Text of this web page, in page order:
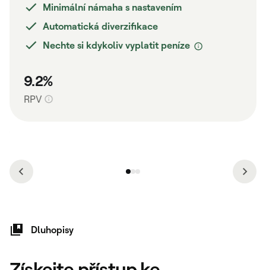
Minimální námaha s nastavením
Automatická diverzifikace
Nechte si kdykoliv vyplatit peníze
9.2%
RPV
Dluhopisy